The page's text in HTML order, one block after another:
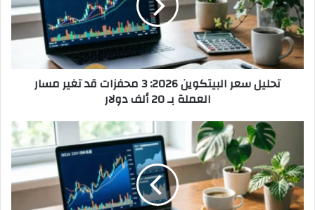
3
محفزات
قد
تغير
مسار
تحليل سعر البيتكوين 2026: 3 محفزات قد تغير مسار
العملة بـ 20 ألف دولار
دولار
في
2026:
هل